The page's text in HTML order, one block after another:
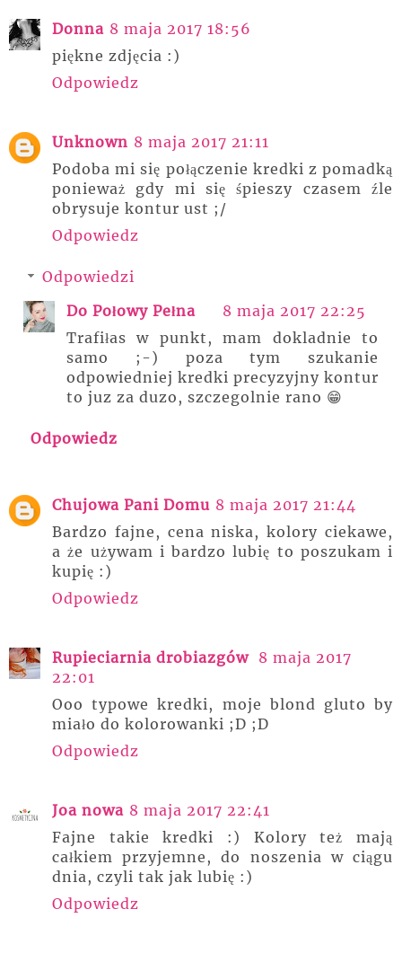
Donna 8 maja 2017 18:56
piękne zdjęcia :)
Odpowiedz
Unknown 8 maja 2017 21:11
Podoba mi się połączenie kredki z pomadką
ponieważ gdy mi się śpieszy czasem źle
obrysuje kontur ust ;/
Odpowiedz
Odpowiedzi
Do Połowy Pełna
8 maja 2017 22:25
Trafiłas w punkt, mam dokladnie to
samo ;-) poza tym szukanie
odpowiedniej kredki precyzyjny kontur
to juz za duzo, szczegolnie rano 😁
Odpowiedz
Chujowa Pani Domu 8 maja 2017 21:44
Bardzo fajne, cena niska, kolory ciekawe,
a że używam i bardzo lubię to poszukam i
kupię :)
Odpowiedz
Rupieciarnia drobiazgów 8 maja 2017
22:01
Ooo typowe kredki, moje blond gluto by
miało do kolorowanki ;D ;D
Odpowiedz
Joa nowa 8 maja 2017 22:41
Fajne takie kredki :) Kolory też mają
całkiem przyjemne, do noszenia w ciągu
dnia, czyli tak jak lubię :)
Odpowiedz